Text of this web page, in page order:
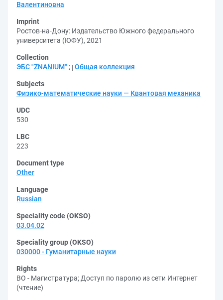
Валентиновна
Imprint
Ростов-на-Дону: Издательство Южного федерального
университета (ЮФУ), 2021
Collection
ЭБС "ZNANIUM" ; Общая коллекция
Subjects
Физико-математические науки — Квантовая механика
UDC
530
LBC
223
Document type
Other
Language
Russian
Speciality code (OKSO)
03.04.02
Speciality group (OKSO)
030000 - Гуманитарные науки
Rights
ВО - Магистратура; Доступ по паролю из сети Интернет
(чтение)